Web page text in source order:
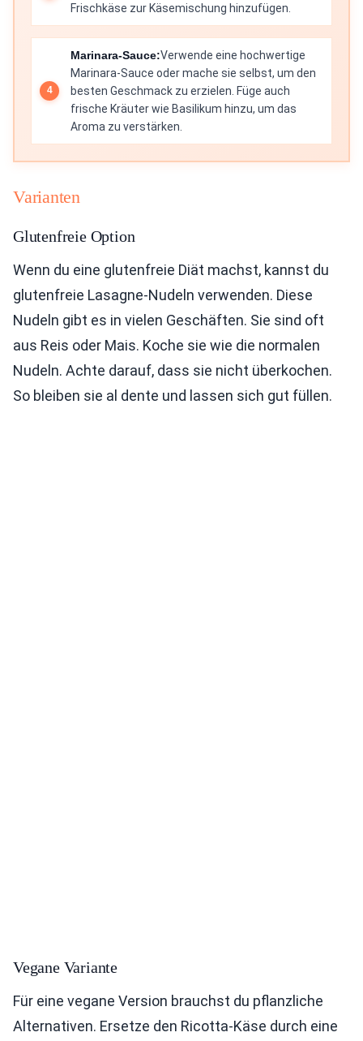
Frischkäse zur Käsemischung hinzufügen.
Marinara-Sauce:Verwende eine hochwertige
Marinara-Sauce oder mache sie selbst, um den
besten Geschmack zu erzielen. Füge auch
frische Kräuter wie Basilikum hinzu, um das
Aroma zu verstärken.
Varianten
Glutenfreie Option
Wenn du eine glutenfreie Diät machst, kannst du
glutenfreie Lasagne-Nudeln verwenden. Diese
Nudeln gibt es in vielen Geschäften. Sie sind oft
aus Reis oder Mais. Koche sie wie die normalen
Nudeln. Achte darauf, dass sie nicht überkochen.
So bleiben sie al dente und lassen sich gut füllen.
Vegane Variante
Für eine vegane Version brauchst du pflanzliche
Alternativen. Ersetze den Ricotta-Käse durch eine